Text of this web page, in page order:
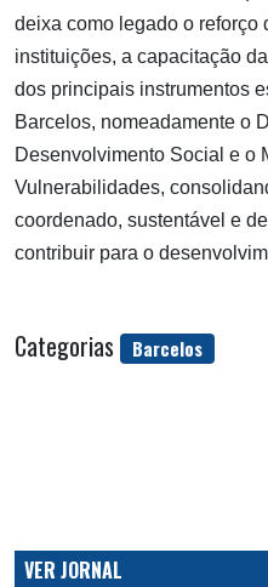
deixa como legado o reforço
instituições, a capacitação
dos principais instrumentos
Barcelos, nomeadamente o
Desenvolvimento Social e o
Vulnerabilidades,
coordenado, sustentável e
contribuir para o
Categorias Barcelos
VER JORNAL